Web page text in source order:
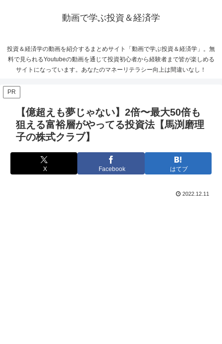
動画で学ぶ投資＆経済学
投資＆経済学の動画を紹介するまとめサイト「動画で学ぶ投資＆経済学」。無
料で見られるYoutubeの動画を通じて投資初心者から経験者まで皆が楽しめる
サイトになっています。あなたのマネーリテラシー向上は間違いなし！
PR
【億超えも夢じゃない】2倍〜最大50倍も
狙える富裕層がやってる投資法【馬渕磨理
子の株式クラブ】
X Facebook はてブ
2022.12.11